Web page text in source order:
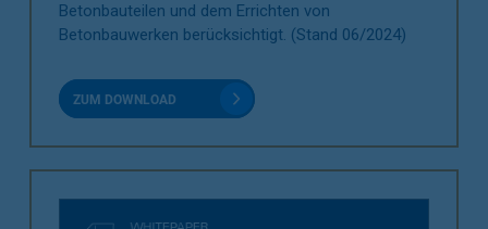
Betonbauteilen und dem Errichten von
Betonbauwerken berücksichtigt. (Stand 06/2024)
ZUM DOWNLOAD